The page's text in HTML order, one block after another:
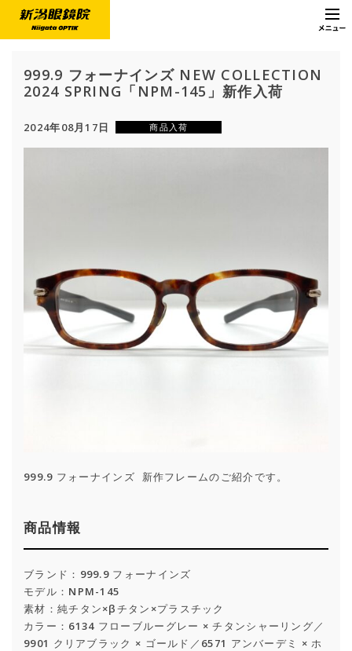
999.9 フォーナインズ NEW COLLECTION
2024 SPRING「NPM-145」新作入荷
2024年08月17日 商品入荷
999.9 フォーナインズ 新作フレームのご紹介です。
商品情報
ブランド：999.9 フォーナインズ
モデル：NPM-145
素材：純チタン×βチタン×プラスチック
カラー：6134 フローブルーグレー × チタンシャーリング／
9901 クリアブラック × ゴールド／6571 アンバーデミ × ホ